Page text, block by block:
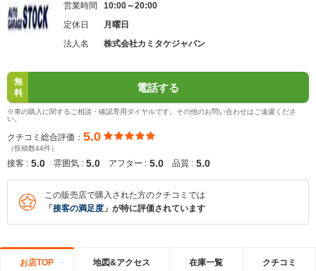
営業時間
10:00～20:00
定休日
月曜日
法人名
株式会社カミタケジャパン
無
料
電話する
※車の購入に関するご相談・確認専用ダイヤルです。その他のお問い合わせはご遠慮くださ
い。
クチコミ総合評価： 5.0
（投稿数44件）
接客 : 5.0 雰囲気 : 5.0 アフター : 5.0 品質 : 5.0
この販売店で購入された方のクチコミでは
「 接客の満足度 」が特に評価されています
お店TOP 地図&アクセス 在庫一覧 クチコミ